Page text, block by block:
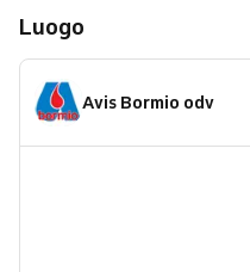
Luogo
Avis Bormio odv